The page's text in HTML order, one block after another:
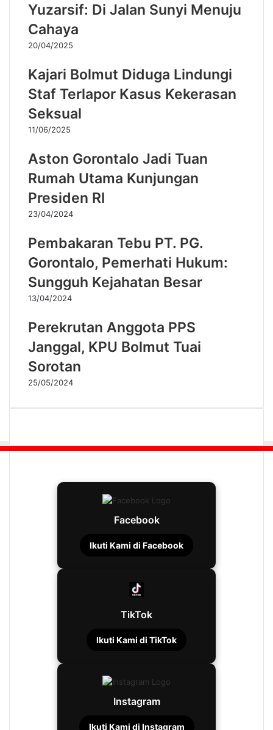
Yuzarsif: Di Jalan Sunyi Menuju
Cahaya
20/04/2025
Kajari Bolmut Diduga Lindungi
Staf Terlapor Kasus Kekerasan
Seksual
11/06/2025
Aston Gorontalo Jadi Tuan
Rumah Utama Kunjungan
Presiden RI
23/04/2024
Pembakaran Tebu PT. PG.
Gorontalo, Pemerhati Hukum:
Sungguh Kejahatan Besar
13/04/2024
Perekrutan Anggota PPS
Janggal, KPU Bolmut Tuai
Sorotan
25/05/2024
Facebook
Ikuti Kami di Facebook
TikTok
Ikuti Kami di TikTok
Instagram
Ikuti Kami di Instagram